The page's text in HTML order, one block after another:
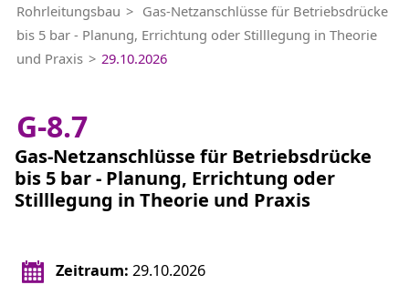
Rohrleitungsbau
Gas-Netzanschlüsse für Betriebsdrücke
bis 5 bar - Planung, Errichtung oder Stilllegung in Theorie
und Praxis
29.10.2026
G-8.7
Gas-Netzanschlüsse für Betriebsdrücke
bis 5 bar - Planung, Errichtung oder
Stilllegung in Theorie und Praxis
Zeitraum: 29.10.2026